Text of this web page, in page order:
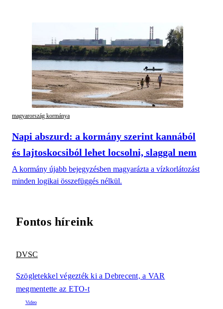
magyarország kormánya
Napi abszurd: a kormány szerint kannából
és lajtoskocsiból lehet locsolni, slaggal nem
A kormány újabb bejegyzésben magyarázta a vízkorlátozást
minden logikai összefüggés nélkül.
Fontos híreink
DVSC
Szögletekkel végezték ki a Debrecent, a VAR
megmentette az ETO-t